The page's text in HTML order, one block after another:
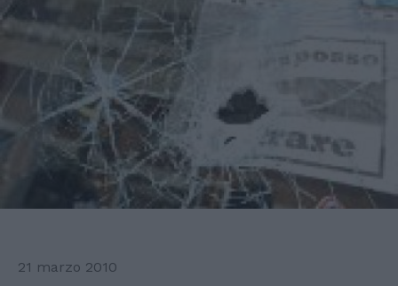
21 marzo 2010